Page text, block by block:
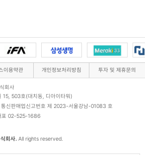
이용약관 개인정보처리방침 투자 및 제휴문의
회사
15, 503호(대치동, 디아이타워)
통신판매업신고번호 제 2023-서울강남-01083 호
표 02-525-1686
회사. All rights reserved.